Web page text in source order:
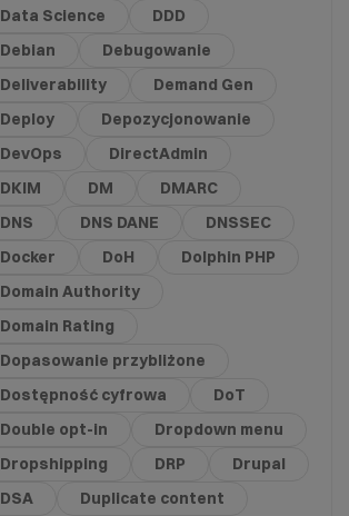
Data Science
DDD
Debian
Debugowanie
Deliverability
Demand Gen
Deploy
Depozycjonowanie
DevOps
DirectAdmin
DKIM
DM
DMARC
DNS
DNS DANE
DNSSEC
Docker
DoH
Dolphin PHP
Domain Authority
Domain Rating
Dopasowanie przybliżone
Dostępność cyfrowa
DoT
Double opt-in
Dropdown menu
Dropshipping
DRP
Drupal
DSA
Duplicate content